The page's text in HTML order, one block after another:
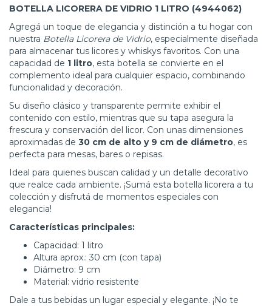
BOTELLA LICORERA DE VIDRIO 1 LITRO (4944062)
Agregá un toque de elegancia y distinción a tu hogar con
nuestra Botella Licorera de Vidrio, especialmente diseñada
para almacenar tus licores y whiskys favoritos. Con una
capacidad de 1 litro, esta botella se convierte en el
complemento ideal para cualquier espacio, combinando
funcionalidad y decoración.
Su diseño clásico y transparente permite exhibir el
contenido con estilo, mientras que su tapa asegura la
frescura y conservación del licor. Con unas dimensiones
aproximadas de 30 cm de alto y 9 cm de diámetro, es
perfecta para mesas, bares o repisas.
Ideal para quienes buscan calidad y un detalle decorativo
que realce cada ambiente. ¡Sumá esta botella licorera a tu
colección y disfrutá de momentos especiales con
elegancia!
Características principales:
Capacidad: 1 litro
Altura aprox.: 30 cm (con tapa)
Diámetro: 9 cm
Material: vidrio resistente
Dale a tus bebidas un lugar especial y elegante. ¡No te